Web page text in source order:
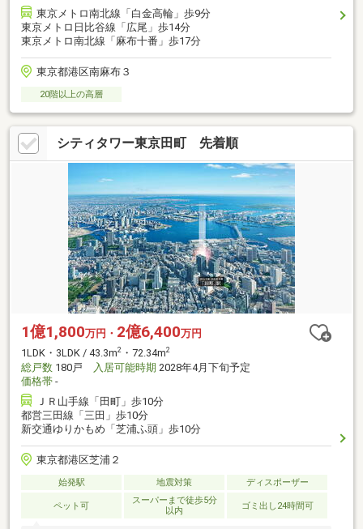
東京メトロ南北線「白金高輪」歩9分
東京メトロ日比谷線「広尾」歩14分
東京メトロ南北線「麻布十番」歩17分
東京都港区南麻布３
20階以上の高層
シティタワー東京田町 先着順
1億1,800万円・ 2億6,400万円
1LDK・3LDK / 43.3m2 ・72.34m2
総戸数 180戸 入居可能時期 2028年4月下旬予定
価格帯 -
ＪＲ山手線「田町」歩10分
都営三田線「三田」歩10分
新交通ゆりかもめ「芝浦ふ頭」歩10分
東京都港区芝浦２
始発駅 地震対策 ディスポーザー
ペット可
スーパーまで徒歩5分
以内
ゴミ出し24時間可